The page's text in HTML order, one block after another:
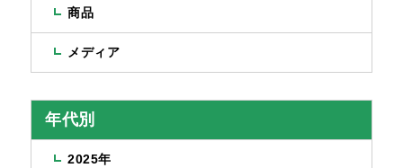
商品
メディア
年代別
2025年